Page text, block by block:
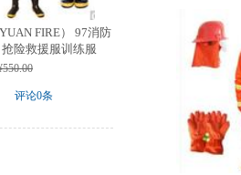
FIRE） 97消防
险救援服训练服
评论0条